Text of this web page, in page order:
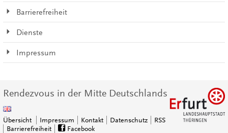
Barrierefreiheit
Dienste
Impressum
Rendezvous in der Mitte Deutschlands
Übersicht Impressum Kontakt Datenschutz
RSS
Barrierefreiheit
Facebook